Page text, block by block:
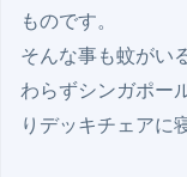
ものです。
そんな事も蚊がい
わらずシンガポー
りデッキチェアに